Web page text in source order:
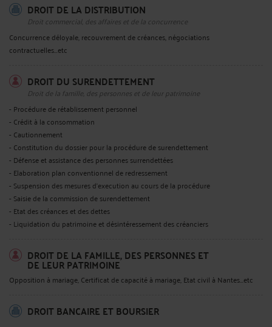
DROIT DE LA DISTRIBUTION
Droit commercial, des affaires et de la concurrence
Concurrence déloyale, recouvrement de créances, négociations
contractuelles...etc
DROIT DU SURENDETTEMENT
Droit de la famille, des personnes et de leur patrimoine
- Procédure de rétablissement personnel
- Crédit à la consommation
- Cautionnement
- Constitution du dossier pour la procédure de surendettement
- Défense et assistance des personnes surrendettées
- Elaboration plan conventionnel de redressement
- Suspension des mesures d'execution au cours de la procédure
- Saisie de la commission de surendettement
- Etat des créances et des dettes
- Liquidation du patrimoine et désintéressement des créanciers
DROIT DE LA FAMILLE, DES PERSONNES ET
DE LEUR PATRIMOINE
Opposition à mariage, Certificat de capacité à mariage, Etat civil à Nantes...etc
DROIT BANCAIRE ET BOURSIER